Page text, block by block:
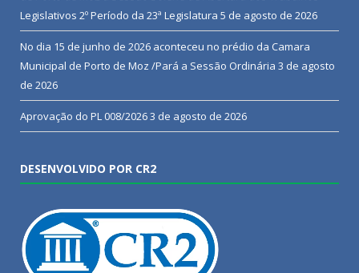
Legislativos 2º Período da 23ª Legislatura 5 de agosto de 2026
No dia 15 de junho de 2026 aconteceu no prédio da Camara
Municipal de Porto de Moz /Pará a Sessão Ordinária 3 de agosto
de 2026
Aprovação do PL 008/20263 de agosto de 2026
DESENVOLVIDO POR CR2